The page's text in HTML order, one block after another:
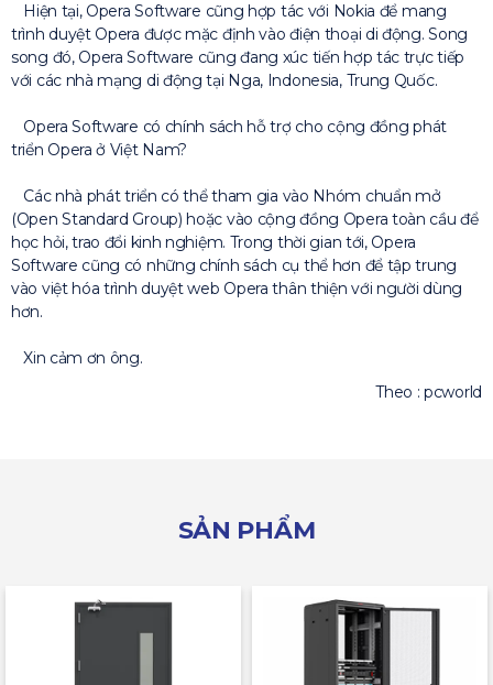
Hiện tại, Opera Software cũng hợp tác với Nokia để mang
trình duyệt Opera được mặc định vào điện thoại di động. Song
song đó, Opera Software cũng đang xúc tiến hợp tác trực tiếp
với các nhà mạng di động tại Nga, Indonesia, Trung Quốc.
Opera Software có chính sách hỗ trợ cho cộng đồng phát
triển Opera ở Việt Nam?
Các nhà phát triển có thể tham gia vào Nhóm chuẩn mở
(Open Standard Group) hoặc vào cộng đồng Opera toàn cầu để
học hỏi, trao đổi kinh nghiệm. Trong thời gian tới, Opera
Software cũng có những chính sách cụ thể hơn để tập trung
vào việt hóa trình duyệt web Opera thân thiện với người dùng
hơn.
Xin cảm ơn ông.
Theo : pcworld
SẢN PHẨM